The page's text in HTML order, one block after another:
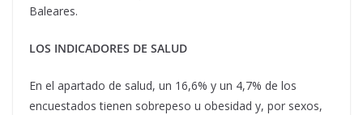
Baleares.
LOS INDICADORES DE SALUD
En el apartado de salud, un 16,6% y un 4,7% de los
encuestados tienen sobrepeso u obesidad y, por sexos,